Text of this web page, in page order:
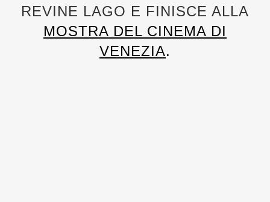
REVINE LAGO E FINISCE ALLA
MOSTRA DEL CINEMA DI
VENEZIA.